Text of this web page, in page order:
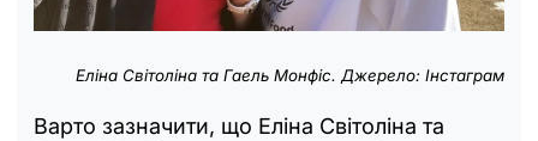
Еліна Світоліна та Гаель Монфіс. Джерело: Інстаграм
Варто зазначити, що Еліна Світоліна та